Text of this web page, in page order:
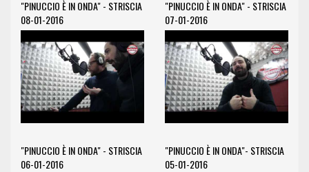
"PINUCCIO È IN ONDA" - STRISCIA
08-01-2016
"PINUCCIO È IN ONDA" - STRISCIA
07-01-2016
"PINUCCIO È IN ONDA" - STRISCIA
06-01-2016
"PINUCCIO È IN ONDA"- STRISCIA
05-01-2016